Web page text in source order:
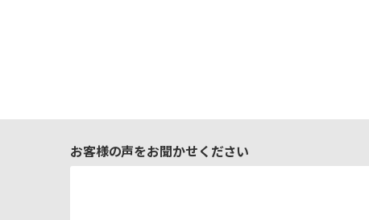
お客様の声をお聞かせください